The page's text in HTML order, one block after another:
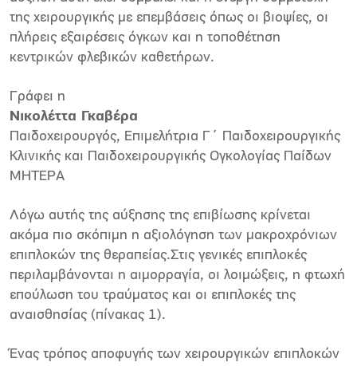
της χειρουργικής με επεμβάσεις όπως οι βιοψίες, οι
πλήρεις εξαιρέσεις όγκων και η τοποθέτηση
κεντρικών φλεβικών καθετήρων.
Γράφει η
Νικολέττα Γκαβέρα
Παιδοχειρουργός, Επιμελήτρια Γ΄ Παιδοχειρουργικής
Κλινικής και Παιδοχειρουργικής Ογκολογίας Παίδων
ΜΗΤΕΡΑ
Λόγω αυτής της αύξησης της επιβίωσης κρίνεται
ακόμα πιο σκόπιμη η αξιολόγηση των μακροχρόνιων
επιπλοκών της θεραπείας.Στις γενικές επιπλοκές
περιλαμβάνονται η αιμορραγία, οι λοιμώξεις, η φτωχή
επούλωση του τραύματος και οι επιπλοκές της
αναισθησίας (πίνακας 1).
Ένας τρόπος αποφυγής των χειρουργικών επιπλοκών